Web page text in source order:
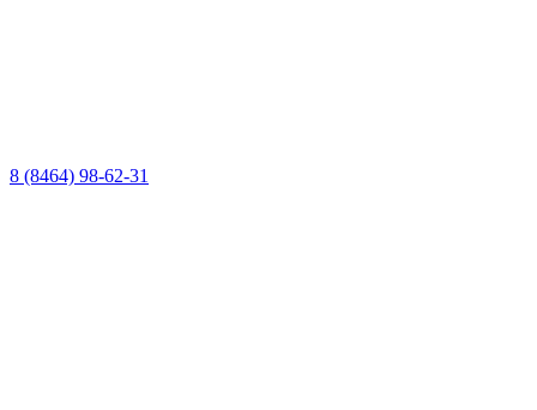
8 (8464) 98-62-31